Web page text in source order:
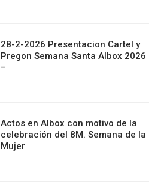
28-2-2026 Presentacion Cartel y
Pregon Semana Santa Albox 2026
–
Actos en Albox con motivo de la
celebración del 8M. Semana de la
Mujer